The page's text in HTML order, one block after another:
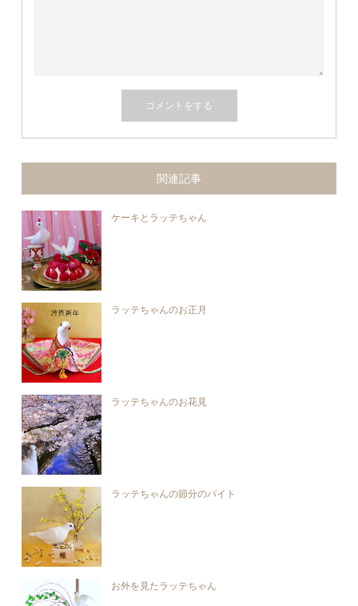
関連記事
ケーキとラッテちゃん
ラッテちゃんのお正月
ラッテちゃんのお花見
ラッテちゃんの節分のバイト
お外を見たラッテちゃん